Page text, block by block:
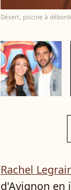
Désert, piscine à
Rachel
d'Avignon en